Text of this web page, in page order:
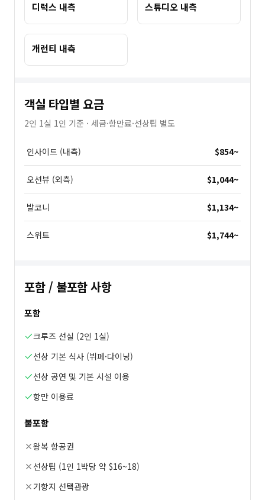
디럭스 내측 스튜디오 내측
개런티 내측
객실 타입별 요금
2인 1실 1인 기준 · 세금·항만료·선상팁 별도
인사이드 (내측) $854~
오션뷰 (외측) $1,044~
발코니 $1,134~
스위트 $1,744~
포함 / 불포함 사항
포함
크루즈 선실 (2인 1실)
선상 기본 식사 (뷔페·다이닝)
선상 공연 및 기본 시설 이용
항만 이용료
불포함
왕복 항공권
선상팁 (1인 1박당 약 $16~18)
기항지 선택관광